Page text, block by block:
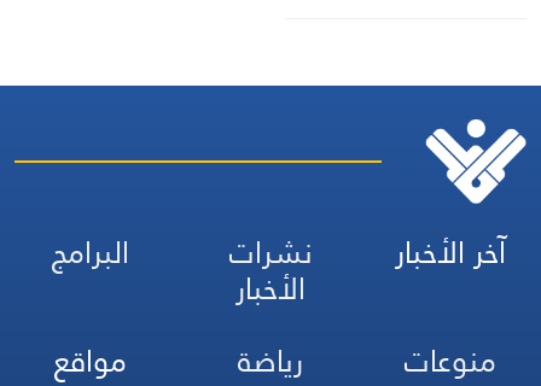
آخر الأخبار نشرات
الأخبار
البرامج
منوعات
رياضة مواقع